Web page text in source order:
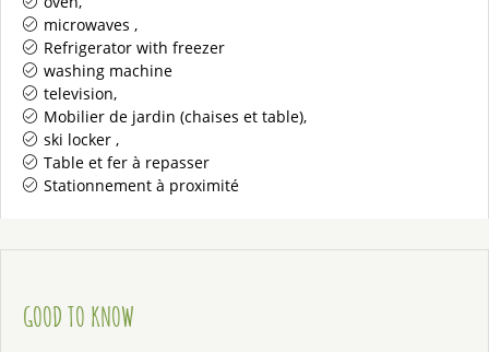
microwaves
Refrigerator with freezer
washing machine
television
Mobilier de jardin (chaises et table)
ski locker
Table et fer à repasser
Stationnement à proximité
GOOD TO KNOW